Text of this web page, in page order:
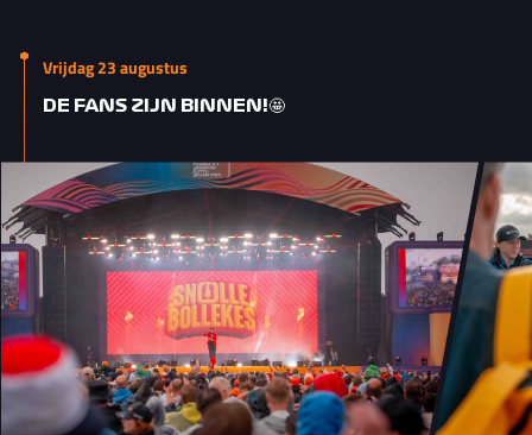
Vrijdag 23 augustus
DE FANS ZIJN BINNEN!🤩